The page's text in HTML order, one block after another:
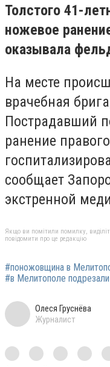
Толстого 41-
ножевое
оказывала
На месте
врачебная
Пострадавший
ранение
сообщает
экстренной
Якщо ви помітили помилку,
повідомити про це редакцію
#поножовщина в
#в Мелитополе
Олеся Груснёва
Журналист